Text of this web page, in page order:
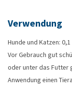
Verwendung
Hunde und Katzen:
Vor Gebrauch gut
oder unter das Futter
Anwendung einen